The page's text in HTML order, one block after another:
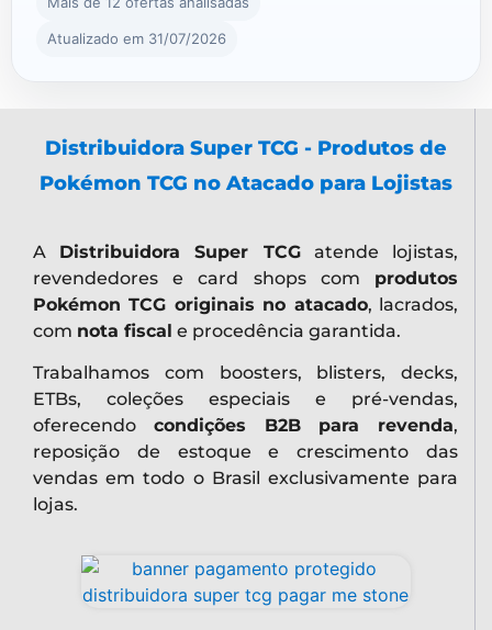
Atualizado em 31/07/2026
Distribuidora Super TCG - Produtos de
Pokémon TCG no Atacado para Lojistas
A Distribuidora Super TCGatende lojistas,
revendedores e card shops com produtos
Pokémon TCG originais no atacado, lacrados,
com nota fiscal e procedência garantida.
Trabalhamos com boosters, blisters, decks,
ETBs, coleções especiais e pré-vendas,
oferecendo condições B2B para revenda,
reposição de estoque e crescimento das
vendas em todo o Brasil exclusivamente para
lojas.